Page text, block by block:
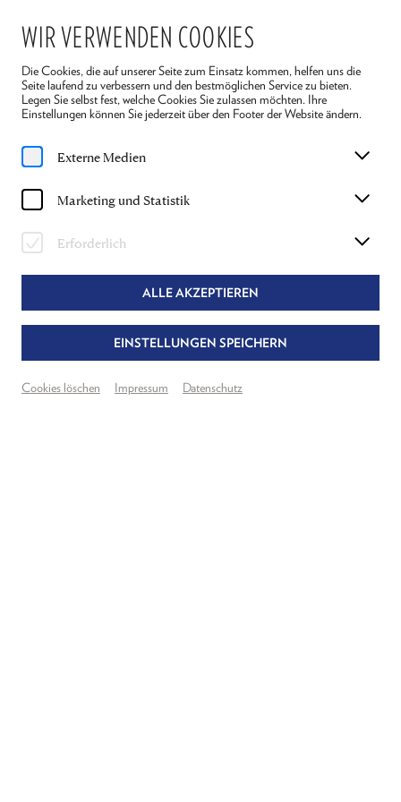
WIR VERWENDEN COOKIES
Die Cookies, die auf unserer Seite zum Einsatz kommen, helfen uns die
Seite laufend zu verbessern und den bestmöglichen Service zu bieten.
Legen Sie selbst fest, welche Cookies Sie zulassen möchten. Ihre
Einstellungen können Sie jederzeit über den Footer der Website ändern.
Externe Medien
Marketing und Statistik
Erforderlich
ALLE AKZEPTIEREN
EINSTELLUNGEN SPEICHERN
Cookies löschen Impressum Datenschutz
Home
So, 5. Juli
15:30 Uhr
KRIEG UND FRIEDEN
LEO TOLSTOI
Regie: Philipp Hauß
Bühnenfassung von Rita Thiele und Philipp Hauß
Auf Basis der deutschen Übersetzung von Barbara Conrad (Rowohlt Verlag)
© Thomas Sessler Verlag, Wien